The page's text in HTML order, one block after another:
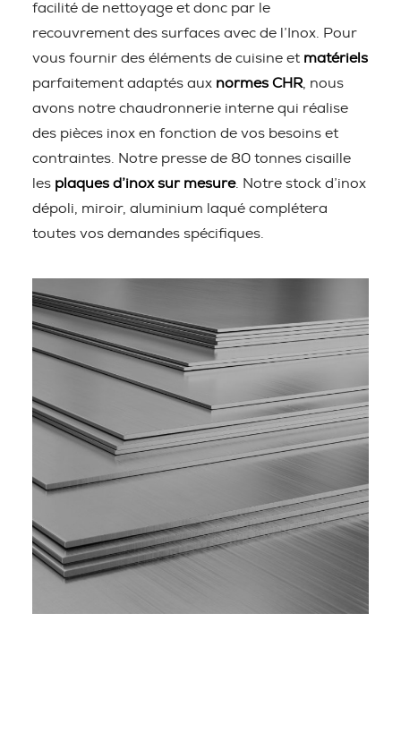
facilité de nettoyage et donc par le
recouvrement des surfaces avec de l’Inox. Pour
vous fournir des éléments de cuisine et matériels
parfaitement adaptés aux normes CHR , nous
avons notre chaudronnerie interne qui réalise
des pièces inox en fonction de vos besoins et
contraintes. Notre presse de 80 tonnes cisaille
les plaques d’inox sur mesure. Notre stock d’inox
dépoli, miroir, aluminium laqué complétera
toutes vos demandes spécifiques.